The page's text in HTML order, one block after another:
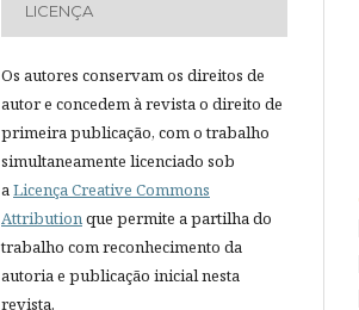
LICENÇA
Os autores conservam os direitos de
autor e concedem à revista o direito de
primeira publicação, com o trabalho
simultaneamente licenciado sob
a Licença Creative Commons
Attribution que permite a partilha do
trabalho com reconhecimento da
autoria e publicação inicial nesta
revista.